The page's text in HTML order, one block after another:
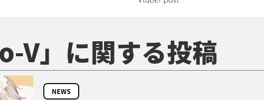
V」に関する投稿
NEWS